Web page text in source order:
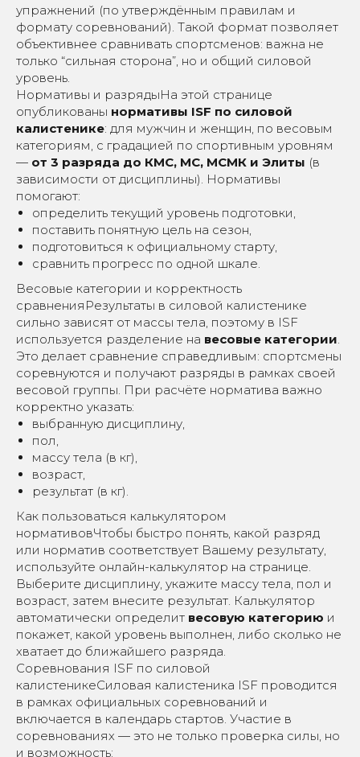
упражнений (по утверждённым правилам и
формату соревнований). Такой формат позволяет
объективнее сравнивать спортсменов: важна не
только “сильная сторона”, но и общий силовой
уровень.
Нормативы и разрядыНа этой странице
опубликованы нормативы ISF по силовой
калистенике: для мужчин и женщин, по весовым
категориям, с градацией по спортивным уровням
— от 3 разряда до КМС, МС, МСМК и Элиты (в
зависимости от дисциплины). Нормативы
помогают:
определить текущий уровень подготовки,
поставить понятную цель на сезон,
подготовиться к официальному старту,
сравнить прогресс по одной шкале.
Весовые категории и корректность
сравненияРезультаты в силовой калистенике
сильно зависят от массы тела, поэтому в ISF
используется разделение на весовые категории.
Это делает сравнение справедливым: спортсмены
соревнуются и получают разряды в рамках своей
весовой группы. При расчёте норматива важно
корректно указать:
выбранную дисциплину,
пол,
массу тела (в кг),
возраст,
результат (в кг).
Как пользоваться калькулятором
нормативовЧтобы быстро понять, какой разряд
или норматив соответствует Вашему результату,
используйте онлайн-калькулятор на странице.
Выберите дисциплину, укажите массу тела, пол и
возраст, затем внесите результат. Калькулятор
автоматически определит весовую категорию и
покажет, какой уровень выполнен, либо сколько не
хватает до ближайшего разряда.
Соревнования ISF по силовой
калистеникеСиловая калистеника ISF проводится
в рамках официальных соревнований и
включается в календарь стартов. Участие в
соревнованиях — это не только проверка силы, но
и возможность: